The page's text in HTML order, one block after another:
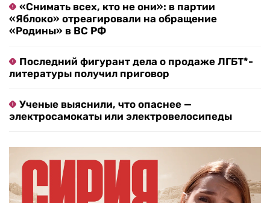
«Снимать всех, кто не они»: в партии
«Яблоко» отреагировали на обращение
«Родины» в ВС РФ
Последний фигурант дела о продаже ЛГБТ*-
литературы получил приговор
Ученые выяснили, что опаснее —
электросамокаты или электровелосипеды